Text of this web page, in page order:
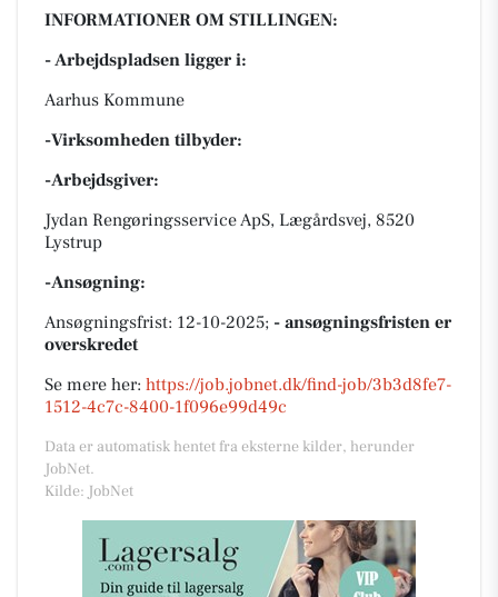
INFORMATIONER OM STILLINGEN:
- Arbejdspladsen ligger i:
Aarhus Kommune
-Virksomheden tilbyder:
-Arbejdsgiver:
Jydan Rengøringsservice ApS, Lægårdsvej, 8520
Lystrup
-Ansøgning:
Ansøgningsfrist: 12-10-2025; - ansøgningsfristen er
overskredet
Se mere her: https://job.jobnet.dk/find-job/3b3d8fe7-
1512-4c7c-8400-1f096e99d49c
Data er automatisk hentet fra eksterne kilder, herunder
JobNet.
Kilde: JobNet